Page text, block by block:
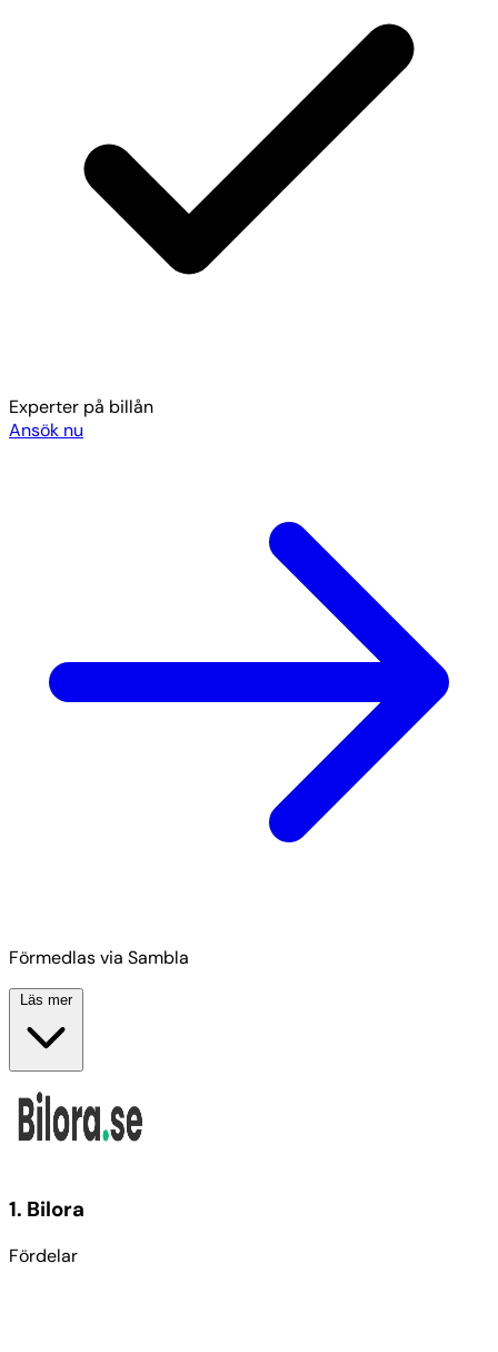
Experter på billån
Ansök nu
Förmedlas via Sambla
Läs mer
1. Bilora
Fördelar